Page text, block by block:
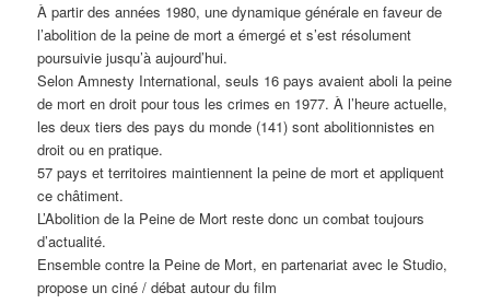
À partir des années 1980, une dynamique générale en faveur de
l’abolition de la peine de mort a émergé et s’est résolument
poursuivie jusqu’à aujourd’hui.
Selon Amnesty International, seuls 16 pays avaient aboli la peine
de mort en droit pour tous les crimes en 1977. À l’heure actuelle,
les deux tiers des pays du monde (141) sont abolitionnistes en
droit ou en pratique.
57 pays et territoires maintiennent la peine de mort et appliquent
ce châtiment.
L’Abolition de la Peine de Mort reste donc un combat toujours
d’actualité.
Ensemble contre la Peine de Mort, en partenariat avec le Studio,
propose un ciné / débat autour du film